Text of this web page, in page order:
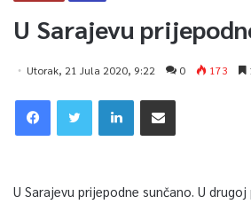
U Sarajevu
Utorak, 21 Jula 2020, 9:22 0 173
U Sarajevu prijepodne sunčano. U